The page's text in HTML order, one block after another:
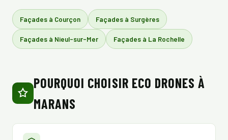
Façades à Courçon Façades à Surgères
Façades à Nieul-sur-Mer Façades à La Rochelle
POURQUOI CHOISIR ECO DRONES À
MARANS